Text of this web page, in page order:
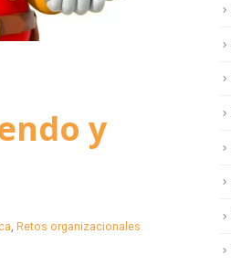
y
, Retos organizacionales